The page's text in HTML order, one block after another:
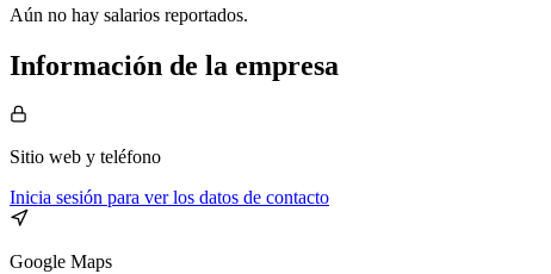
Aún no hay salarios reportados.
Información de la empresa
Sitio web y teléfono
Inicia sesión para ver los datos de contacto
Google Maps